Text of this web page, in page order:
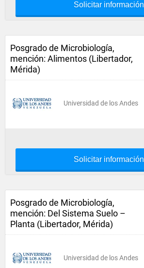
Solicitar información
Posgrado de Microbiología,
mención: Alimentos (Libertador,
Mérida)
Universidad de los Andes
Solicitar información
Posgrado de Microbiología,
mención: Del Sistema Suelo –
Planta (Libertador, Mérida)
Universidad de los Andes